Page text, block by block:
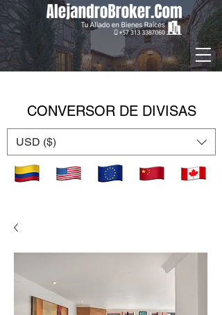
CONVERSOR DE DIVISAS
USD ($)